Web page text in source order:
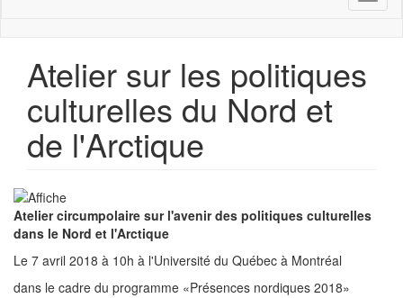
Atelier sur les politiques
culturelles du Nord et
de l'Arctique
Atelier circumpolaire sur l'avenir des politiques culturelles
dans le Nord et l'Arctique
Le 7 avril 2018 à 10h à l'Université du Québec à Montréal
dans le cadre du programme «Présences nordiques 2018»